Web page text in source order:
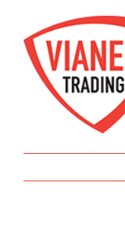
naar
inhoud
Buttons